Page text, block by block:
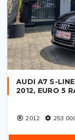
AUDI A7 S-
2012, EURO 5
2012 253